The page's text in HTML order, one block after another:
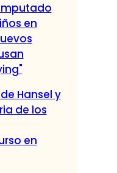
en
Hansel y
de los
en